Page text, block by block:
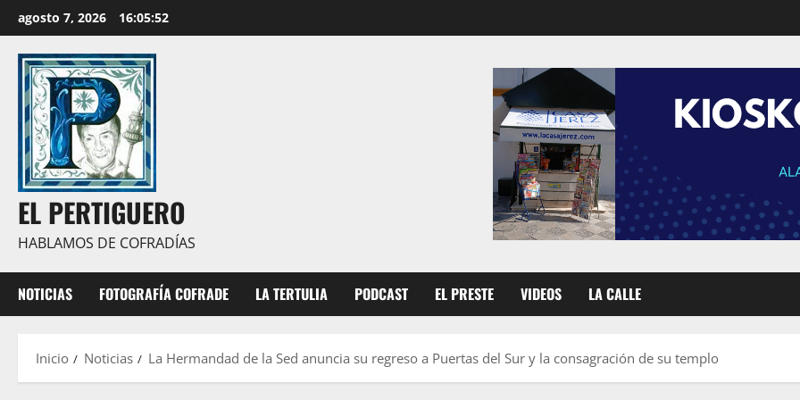
al
contenido
agosto 7, 2026 16:05:54
EL PERTIGUERO
HABLAMOS DE COFRADÍAS
NOTICIAS FOTOGRAFÍA COFRADE LA TERTULIA PODCAST EL PRESTE VIDEOS LA CALLE
Inicio Noticias La Hermandad de la Sed anuncia su regreso a Puertas del Sur y la consagración de su templo